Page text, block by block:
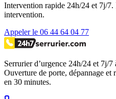
Intervention rapide 24h/24 et 7j/
intervention.
Appeler le 06 44 64 04 77
Serrurier d’urgence 24h/24 et 7j/7
Ouverture de porte, dépannage et
en 30 minutes.